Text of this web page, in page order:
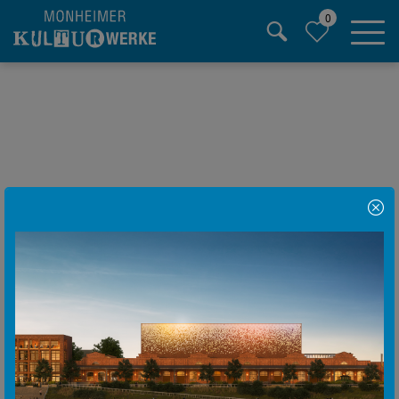
Hauptregion der Seite anspringen
0